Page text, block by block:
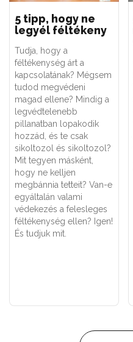
5 tipp, hogy ne
legyél féltékeny
Tudja, hogy a
féltékenység árt a
kapcsolatának? Mégsem
tudod megvédeni
magad ellene? Mindig a
legvédtelenebb
pillanatban lopakodik
hozzád, és te csak
sikoltozol és sikoltozol?
Mit tegyen másként,
hogy ne kelljen
megbánnia tetteit? Van-e
egyáltalán valami
védekezés a felesleges
féltékenység ellen? Igen!
És tudjuk mit.